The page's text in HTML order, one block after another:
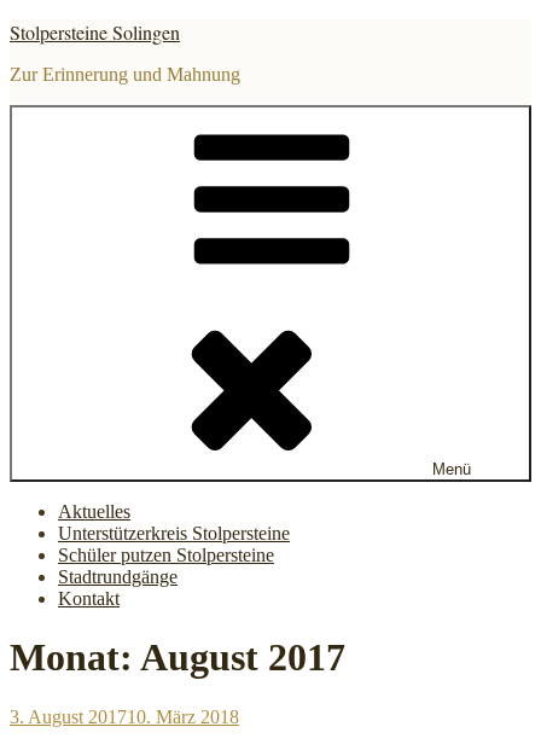
Zum
Inhalt
springen
Stolpersteine Solingen
Zur Erinnerung und Mahnung
Menü
Aktuelles
Unterstützerkreis Stolpersteine
Schüler putzen Stolpersteine
Stadtrundgänge
Kontakt
Monat: August 2017
Veröffentlicht
3. August 201710. März 2018